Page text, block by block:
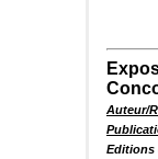
Auteur/
Editions